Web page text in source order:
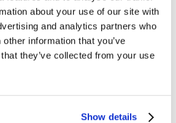
about your use of our site with
and analytics partners who
information that you’ve
they’ve collected from your use
Show details
un 50% más que las globales,
a un 72% del crecimiento del
compañías multinacionales
adaptar su oferta a las
de cada comunidad para conectar
más hiper-personalizado, y las